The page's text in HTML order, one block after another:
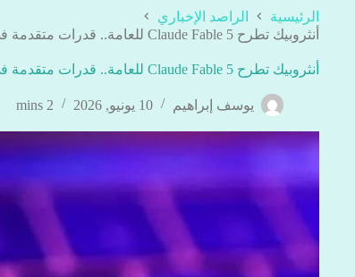
الرئيسية
الراصد الإخباري
أنثروبيك تطرح Claude Fable 5 للعامة.. قدرات متقدمة في البرمجة والتحليل
أنثروبيك تطرح Claude Fable 5 للعامة.. قدرات متقدمة في البرمجة والتحليل
يوسف إبراهيم 10 يونيو, 2026 2 mins